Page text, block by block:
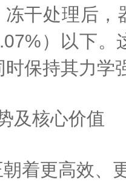
冻干处理后，
）以下。
保持其力学
及核心价值
着更高效、